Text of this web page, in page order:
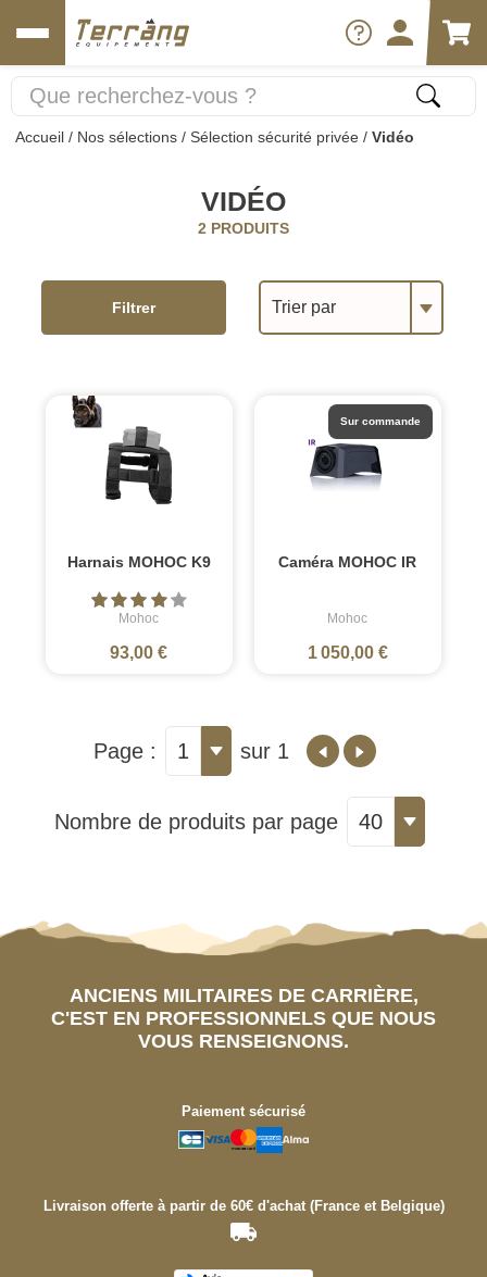
Accueil / Nos sélections / Sélection sécurité privée / Vidéo
VIDÉO
2 PRODUITS
Trier par
Filtrer
Harnais MOHOC K9
Mohoc
93,00 €
Caméra MOHOC IR
Mohoc
1 050,00 €
Sur commande
Page : 1 sur 1
Nombre de produits par page 40
ANCIENS MILITAIRES DE CARRIÈRE,
C'EST EN PROFESSIONNELS QUE NOUS
VOUS RENSEIGNONS.
Paiement sécurisé
Livraison offerte à partir de 60€ d'achat (France et Belgique)